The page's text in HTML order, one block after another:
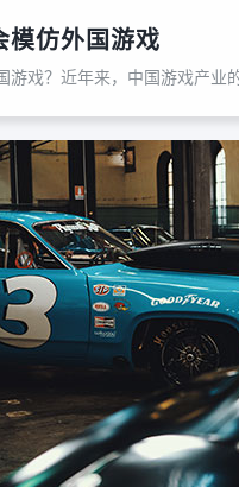
模仿外国游戏